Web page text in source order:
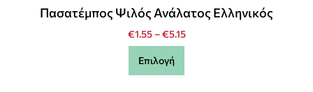
Πασατέμπος Ψιλός Ανάλατος Ελληνικός
€1.55 – €5.15
Επιλογή